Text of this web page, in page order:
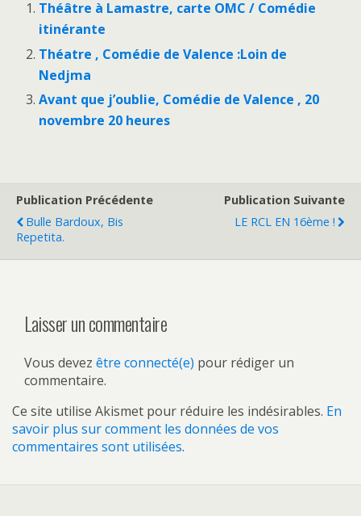
Théâtre à Lamastre, carte OMC / Comédie
itinérante
Théatre , Comédie de Valence :Loin de
Nedjma
Avant que j’oublie, Comédie de Valence , 20
novembre 20 heures
Publication Précédente
Bulle Bardoux, Bis
Repetita.
Publication Suivante
LE RCL EN 16ème !
Laisser un commentaire
Vous devez être connecté(e) pour rédiger un
commentaire.
Ce site utilise Akismet pour réduire les indésirables. En
savoir plus sur comment les données de vos
commentaires sont utilisées.